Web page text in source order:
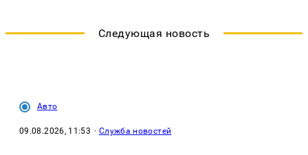
Следующая новость
Авто
09.08.2026, 11:53 · Служба новостей